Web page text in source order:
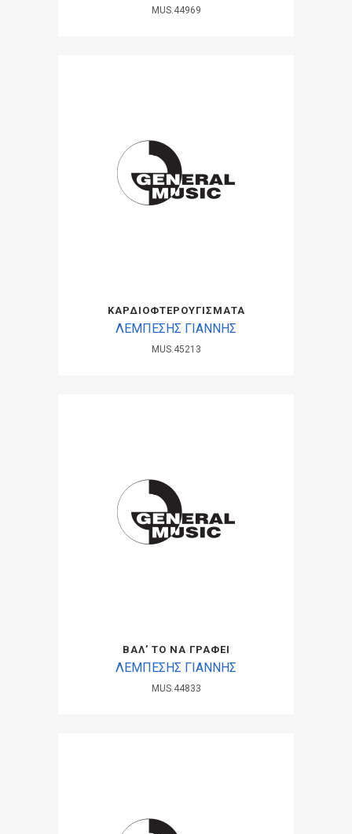
MUS.44969
ΚΑΡΔΙΟΦΤΕΡΟΥΓΙΣΜΑΤΑ
ΛΕΜΠΕΣΗΣ ΓΙΑΝΝΗΣ
MUS.45213
ΒΑΛ’ ΤΟ ΝΑ ΓΡΑΦΕΙ
ΛΕΜΠΕΣΗΣ ΓΙΑΝΝΗΣ
MUS.44833